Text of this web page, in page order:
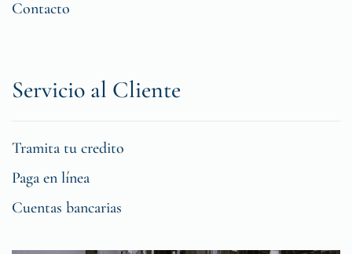
Contacto
Servicio al Cliente
Tramita tu credito
Paga en línea
Cuentas bancarias